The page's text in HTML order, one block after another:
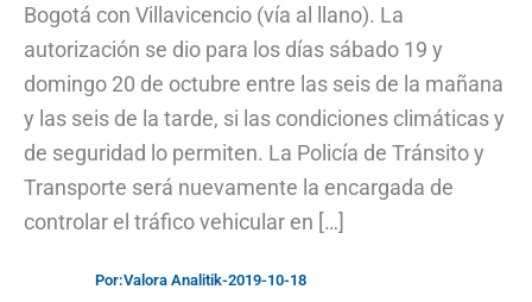
Bogotá con Villavicencio (vía al llano). La
autorización se dio para los días sábado 19 y
domingo 20 de octubre entre las seis de la mañana
y las seis de la tarde, si las condiciones climáticas y
de seguridad lo permiten. La Policía de Tránsito y
Transporte será nuevamente la encargada de
controlar el tráfico vehicular en […]
Por:Valora Analitik-2019-10-18